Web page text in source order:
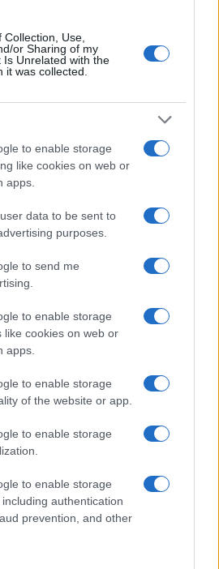
Use,
or Sharing of my
Is Unrelated with the
it was collected.
to enable storage
like cookies on web or
apps.
data to be sent to
purposes.
to send me
to enable storage
like cookies on web or
apps.
to enable storage
of the website or app.
to enable storage
to enable storage
authentication
prevention, and other